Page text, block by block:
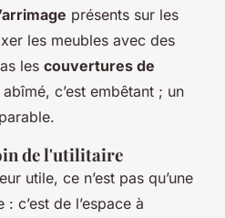
présents sur les
les meubles avec des
les couvertures de
c’est embêtant ; un
de l'utilitaire
utile, ce n’est pas qu’une
c’est de l’espace à